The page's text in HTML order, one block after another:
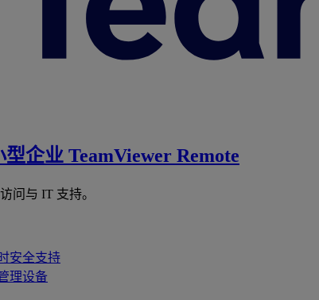
型企业 TeamViewer Remote
问与 IT 支持。
安全支持
理设备